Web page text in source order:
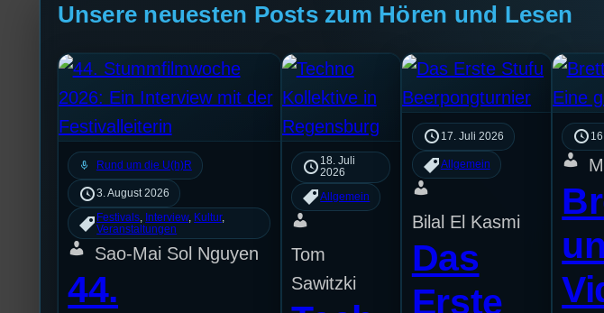
Unsere neuesten Posts zum Hören und Lesen
mic Rund um die U(h)R
3. August 2026
Festivals Interview, Kultur
Veranstaltungen
Sao-Mai Sol Nguyen
44.
18. Juli
2026
Allgemein
Tom
Sawitzki
17. Juli 2026
Allgemein
Bilal El Kasmi
Das
Erste